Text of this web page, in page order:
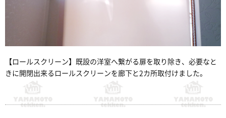
【ロールスクリーン】既設の洋室へ繋がる扉を取り除き、必要なと
きに開閉出来るロールスクリーンを廊下と2カ所取付けました。